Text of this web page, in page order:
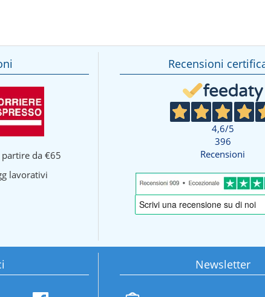
da €65
lavorativi
Recensioni
4,6/5
396
Recensioni
Newsletter